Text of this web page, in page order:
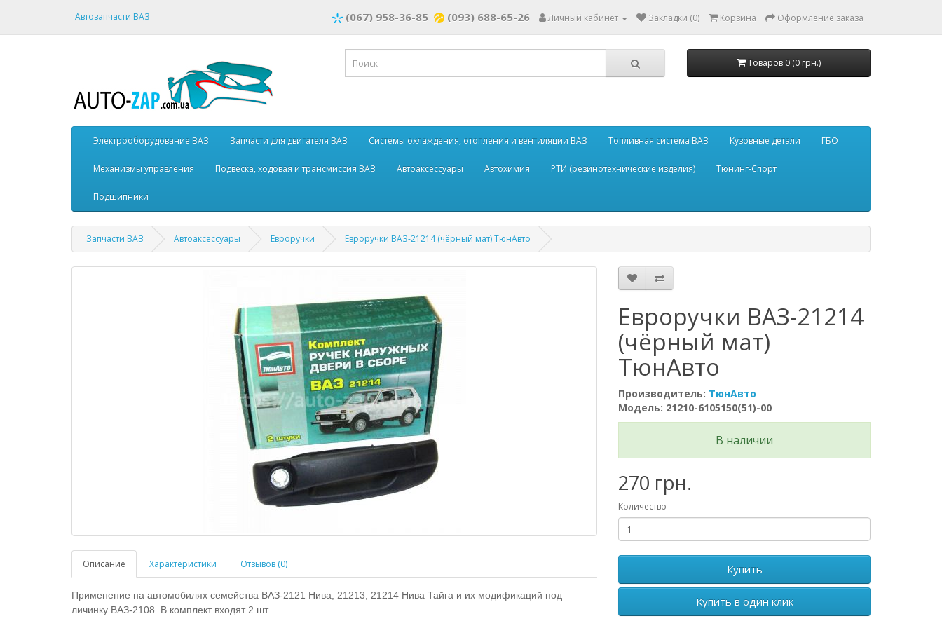
Автозапчасти ВАЗ (067) 958-36-85 (093) 688-65-26 Личный кабинет Закладки (0) Корзина Оформление заказа
Товаров 0 (0 грн.)
Электрооборудование ВАЗ Запчасти для двигателя ВАЗ Системы охлаждения, отопления и вентиляции ВАЗ Топливная система ВАЗ Кузовные детали ГБО
Механизмы управления Подвеска, ходовая и трансмиссия ВАЗ Автоаксессуары Автохимия РТИ (резинотехнические изделия) Тюнинг-Спорт
Подшипники
Запчасти ВАЗ Автоаксессуары Евроручки Евроручки ВАЗ-21214 (чёрный мат) ТюнАвто
Описание Характеристики Отзывов (0)
Применение на автомобилях семейства ВАЗ-2121 Нива, 21213, 21214 Нива Тайга и их модификаций под
личинку ВАЗ-2108. В комплект входят 2 шт.
Евроручки ВАЗ-21214
(чёрный мат)
ТюнАвто
Производитель: ТюнАвто
Модель: 21210-6105150(51)-00
В наличии
270 грн.
Количество
Купить
Купить в один клик